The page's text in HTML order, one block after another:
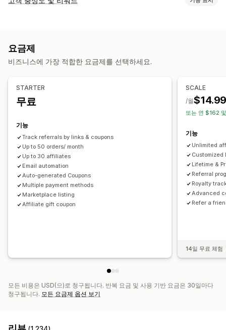
추천 관리
성과 추적
제휴 링크 분석 자동 추적 링크 대량 생성
제품 추적 사기 방지
제휴 경험
브랜드 맞춤 포털
사용자 지정 링크 및 할인
사용자 지정 양식
사용자 지정 브랜딩
세금 양식 은행 송금 대량 지급
제공할 수 있는 리워드
요금제
비즈니스에 가장 적합한 요금제를 선택하세요.
STARTER
무료
기능
Track referrals by links & coupons
Up to 50 orders/ month
Up to 30 affiliates
Email automation
Auto-generated Coupons
Multiple payment methods
Marketplace listing
Affiliate gift coupon
SCALE
/월
또는 연 $162
기능
Unlimited
Customized
Lifetime &
Referral
Royalty
Advanced
Refer a
14일 무료 체험
모든 비용은 USD(으)로 청구됩니다. 반복 요금 및 사용 기반 요금은 30일마다
청구됩니다. 모든 요금제 옵션 보기